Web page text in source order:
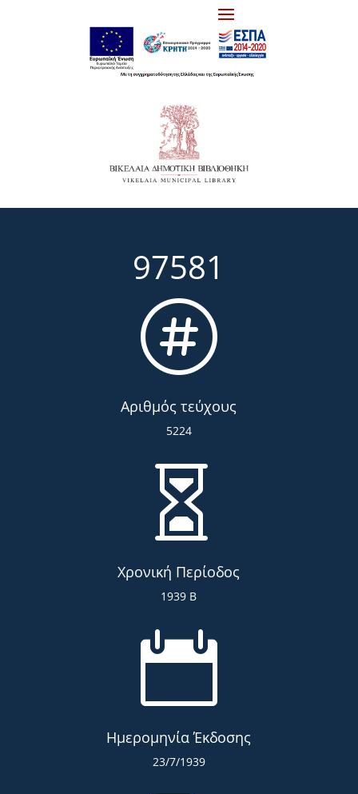
97581

Αριθμός τεύχους
5224

Χρονική Περίοδος
1939 Β

Ημερομηνία Έκδοσης
23/7/1939